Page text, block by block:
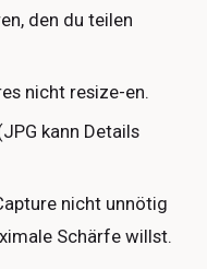
den du teilen
nicht resize-en.
kann Details
nicht unnötig
Schärfe willst.